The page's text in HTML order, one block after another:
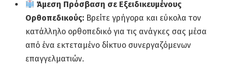
Άμεση Πρόσβαση σε Εξειδικευμένους
Ορθοπεδικούς: Βρείτε γρήγορα και εύκολα τον
κατάλληλο ορθοπεδικό για τις ανάγκες σας μέσα
από ένα εκτεταμένο δίκτυο συνεργαζόμενων
επαγγελματιών.